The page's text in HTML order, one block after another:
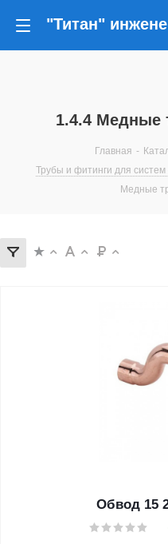
1.4.4 Медные
Главная -
Трубы и фитинги для
Медные
Обвод 15